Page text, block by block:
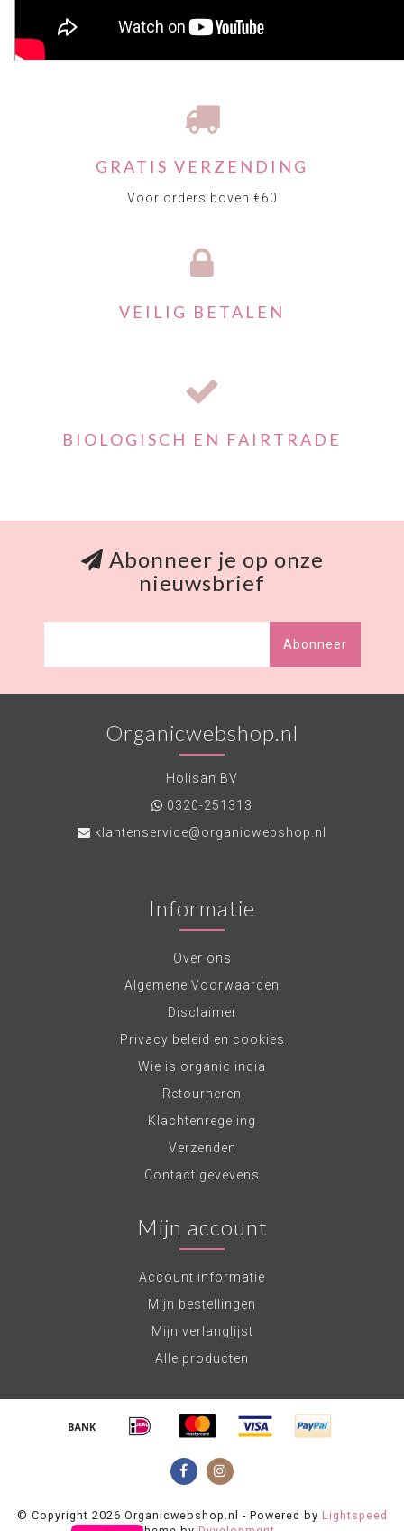
GRATIS VERZENDING
Voor orders boven €60
VEILIG BETALEN
BIOLOGISCH EN FAIRTRADE
Abonneer je op onze
nieuwsbrief
Abonneer
Organicwebshop.nl
Holisan BV
0320-251313
klantenservice@organicwebshop.nl
Informatie
Over ons
Algemene Voorwaarden
Disclaimer
Privacy beleid en cookies
Wie is organic india
Retourneren
Klachtenregeling
Verzenden
Contact gevevens
Mijn account
Account informatie
Mijn bestellingen
Mijn verlanglijst
Alle producten
© Copyright 2026 Organicwebshop.nl - Powered by Lightspeed